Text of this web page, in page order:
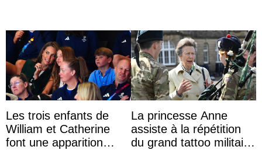
Les trois enfants de
William et Catherine
font une apparition
La princesse Anne
assiste à la répétition
du grand tattoo militaire